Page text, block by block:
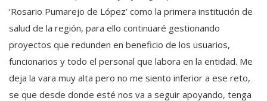
‘Rosario Pumarejo de López’ como la primera institución de
salud de la región, para ello continuaré gestionando
proyectos que redunden en beneficio de los usuarios,
funcionarios y todo el personal que labora en la entidad. Me
deja la vara muy alta pero no me siento inferior a ese reto,
se que desde donde esté nos va a seguir apoyando, tenga